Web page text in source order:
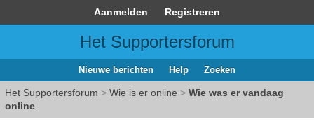
Aanmelden Registreren
Het Supportersforum
Nieuwe berichten Help Zoeken
Het Supportersforum > Wie is er online > Wie was er vandaag
online